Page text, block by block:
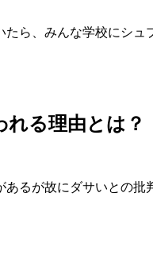
たら、みんな学校にシ
る理由とは？
るが故にダサいとの